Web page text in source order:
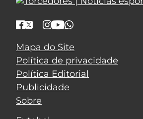
Mapa do Site
Política de privacidade
Política Editorial
Publicidade
Sobre